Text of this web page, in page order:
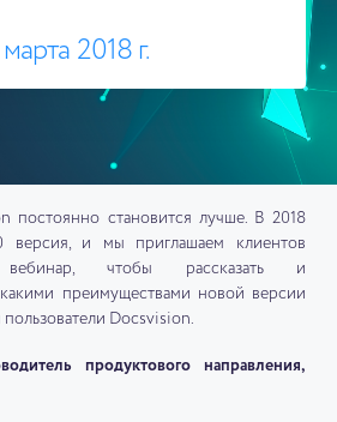
марта 2018 г.
постоянно становится лучше. В 2018
версия, и мы приглашаем клиентов
чтобы рассказать и
преимуществами новой версии
пользователи Docsvision.
продуктового направления,